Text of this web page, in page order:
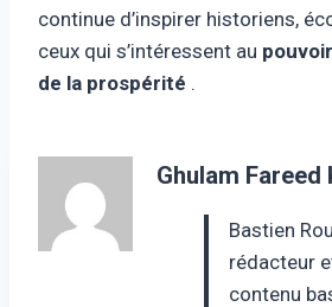
continue d’inspirer historiens,
ceux qui s’intéressent au
de la prospérité .
Ghulam Fareed
Bastien
rédacteur
contenu